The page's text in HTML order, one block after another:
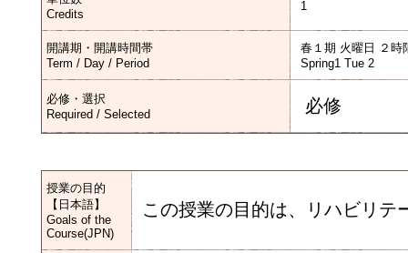
Credits
1
開講期・開講時間帯
Term / Day / Period
春１期 火曜日 ２時
Spring1 Tue 2
必修・選択
Required / Selected
必修
授業の目的
【日本語】
Goals of the
Course(JPN)
この授業の目的は、リハビリテ